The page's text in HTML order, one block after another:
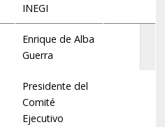
INEGI
Enrique de Alba
Guerra
Presidente del
Comité
Ejecutivo